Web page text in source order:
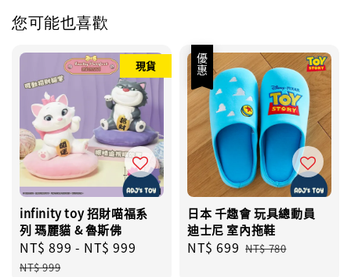
您可能也喜歡
現貨
infinity toy 招財喵福系
列 瑪麗貓 & 魯斯佛
Sale
price
NT$ 899 - NT$ 999
Regular
NT$ 999
優惠
日本 千趣會 玩具總動員
迪士尼 室內拖鞋
Sale
NT$ 699 Regular
NT$ 780